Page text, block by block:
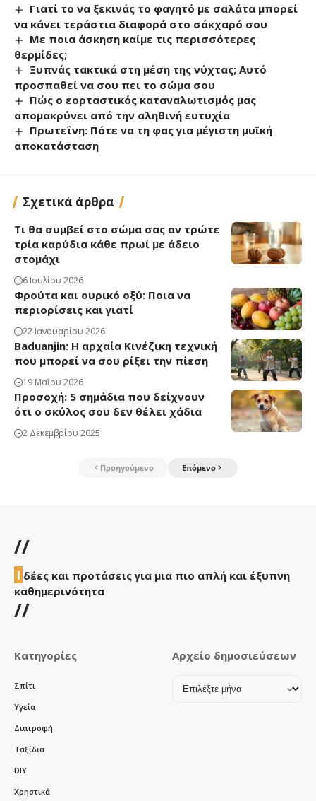
Γιατί το να ξεκινάς το φαγητό με σαλάτα μπορεί
να κάνει τεράστια διαφορά στο σάκχαρό σου
Με ποια άσκηση καίμε τις περισσότερες
θερμίδες;
Ξυπνάς τακτικά στη μέση της νύχτας; Αυτό
προσπαθεί να σου πει το σώμα σου
Πώς ο εορταστικός καταναλωτισμός μας
απομακρύνει από την αληθινή ευτυχία
Πρωτεΐνη: Πότε να τη φας για μέγιστη μυϊκή
αποκατάσταση
Σχετικά άρθρα
Τι θα συμβεί στο σώμα σας αν τρώτε
τρία καρύδια κάθε πρωί με άδειο
στομάχι
6 Ιουλίου 2026
Φρούτα και ουρικό οξύ: Ποια να
περιορίσεις και γιατί
22 Ιανουαρίου 2026
Baduanjin: Η αρχαία Κινέζικη τεχνική
που μπορεί να σου ρίξει την πίεση
19 Μαΐου 2026
Προσοχή: 5 σημάδια που δείχνουν
ότι ο σκύλος σου δεν θέλει χάδια
2 Δεκεμβρίου 2025
Προηγούμενο Επόμενο
//
Ι δέες και προτάσεις για μια πιο απλή και έξυπνη
καθημερινότητα
//
Κατηγορίες
Σπίτι
Υγεία
Διατροφή
Ταξίδια
DIY
Χρηστικά
Αρχείο δημοσιεύσεων
Αρχείο